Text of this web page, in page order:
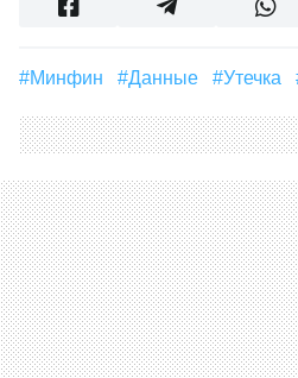
#минфин #данные #утечка